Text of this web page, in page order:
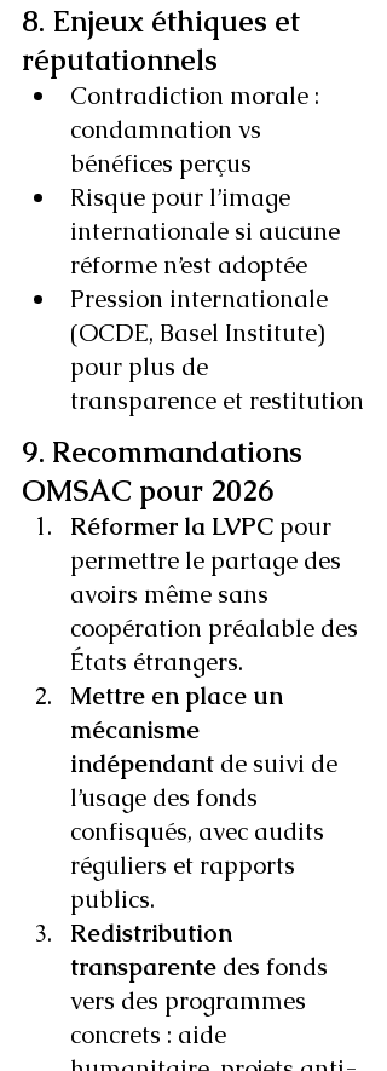
8. Enjeux éthiques et
réputationnels
Contradiction morale :
condamnation vs
bénéfices perçus
Risque pour l’image
internationale si aucune
réforme n’est adoptée
Pression internationale
(OCDE, Basel Institute)
pour plus de
transparence et restitution
9. Recommandations
OMSAC pour 2026
Réformer la LVPC pour
permettre le partage des
avoirs même sans
coopération préalable des
États étrangers.
Mettre en place un
mécanisme
indépendant de suivi de
l’usage des fonds
confisqués, avec audits
réguliers et rapports
publics.
Redistribution
transparente des fonds
vers des programmes
concrets : aide